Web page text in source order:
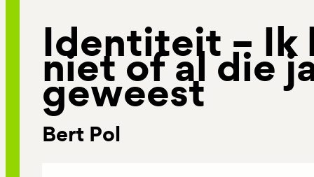
Identiteit – Ik
niet of al die
geweest
Bert Pol